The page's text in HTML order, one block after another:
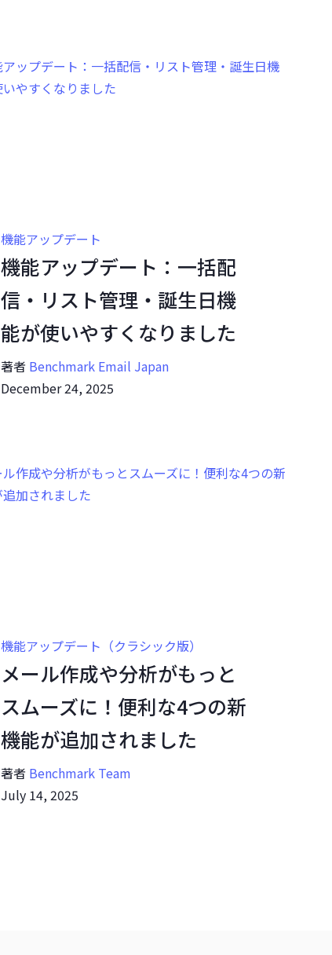
機能アップデート
機能アップデート：一括配
信・リスト管理・誕生日機
能が使いやすくなりました
著者 Benchmark Email Japan
December 24, 2025
機能アップデート（クラシック版）
メール作成や分析がもっと
スムーズに！便利な4つの新
機能が追加されました
著者 Benchmark Team
July 14, 2025